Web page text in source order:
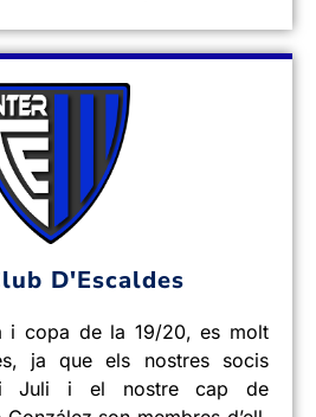
D'Escaldes
i copa de la 19/20, es molt
ja que els nostres socis
i Juli i el nostre cap de